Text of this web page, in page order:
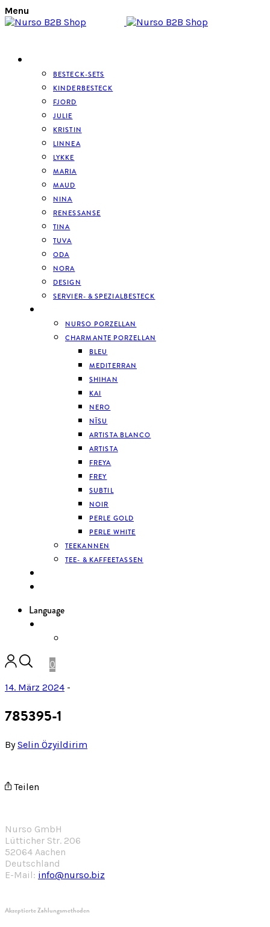
Menu
BESTECK-SETS
KINDERBESTECK
FJORD
JULIE
KRISTIN
LINNEA
LYKKE
MARIA
MAUD
NINA
RENESSANSE
TINA
TUVA
ODA
NORA
DESIGN
SERVIER- & SPEZIALBESTECK
NURSO PORZELLAN
CHARMANTE PORZELLAN
BLEU
MEDITERRAN
SHIHAN
KAI
NERO
NĪSU
ARTISTA BLANCO
ARTISTA
FREYA
FREY
SUBTIL
NOIR
PERLE GOLD
PERLE WHITE
TEEKANNEN
TEE- & KAFFEETASSEN
Language
0
14. März 2024 -
785395-1
BySelin Özyildirim
Teilen
Nurso GmbH
Lütticher Str. 206
52064 Aachen
Deutschland
E-Mail: info@nurso.biz
Akzeptierte Zahlungsmethoden